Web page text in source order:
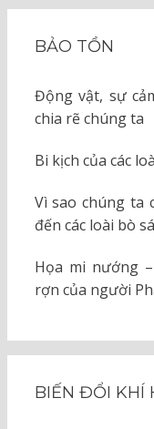
BẢO TỒN
Động vật, sự
chia rẽ chúng ta
Bi kịch của các
Vì sao chúng ta
đến các loài bò
Họa mi nướng
rợn của người
BIẾN ĐỔI KHÍ